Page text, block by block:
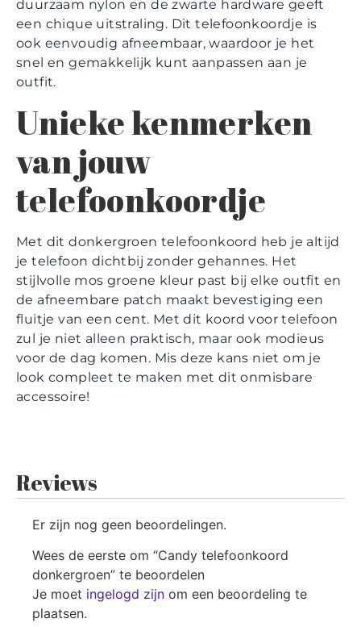
duurzaam nylon en de zwarte hardware geeft
een chique uitstraling. Dit telefoonkoordje is
ook eenvoudig afneembaar, waardoor je het
snel en gemakkelijk kunt aanpassen aan je
outfit.
Unieke kenmerken
van jouw
telefoonkoordje
Met dit donkergroen telefoonkoord heb je altijd
je telefoon dichtbij zonder gehannes. Het
stijlvolle mos groene kleur past bij elke outfit en
de afneembare patch maakt bevestiging een
fluitje van een cent. Met dit koord voor telefoon
zul je niet alleen praktisch, maar ook modieus
voor de dag komen. Mis deze kans niet om je
look compleet te maken met dit onmisbare
accessoire!
Reviews
Er zijn nog geen beoordelingen.
Wees de eerste om “Candy telefoonkoord
donkergroen” te beoordelen
Je moet ingelogd zijn om een beoordeling te
plaatsen.